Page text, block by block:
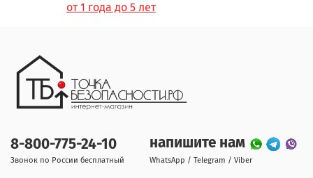
от 1 года до 5 лет
8-800-775-24-10
Звонок по России бесплатный
напишите нам
WhatsApp / Telegram / Viber